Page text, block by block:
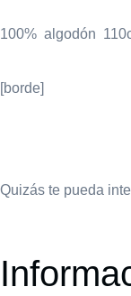
100% algodón
[borde]
Quizás te pueda